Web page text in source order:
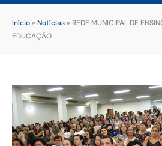
Início » Notícias » REDE MUNICIPAL DE
EDUCAÇÃO